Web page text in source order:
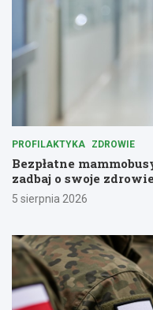
PROFILAKTYKA ZDROWIE
Bezpłatne
zadbaj o swoje
5 sierpnia 2026